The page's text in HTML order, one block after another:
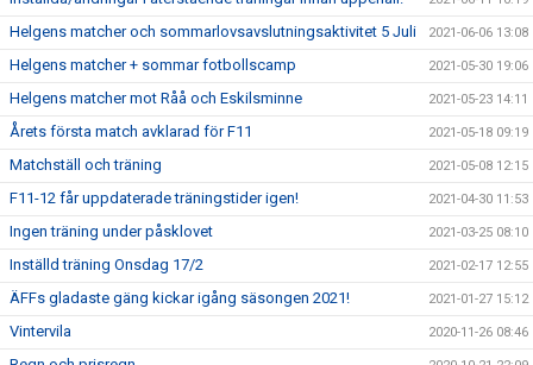
Helgens matcher och sommarlovsavslutningsaktivitet 5 Juli 2021-06-06 13:08
Helgens matcher + sommar fotbollscamp 2021-05-30 19:06
Helgens matcher mot Råå och Eskilsminne 2021-05-23 14:11
Årets första match avklarad för F11 2021-05-18 09:19
Matchställ och träning 2021-05-08 12:15
F11-12 får uppdaterade träningstider igen! 2021-04-30 11:53
Ingen träning under påsklovet 2021-03-25 08:10
Inställd träning Onsdag 17/2 2021-02-17 12:55
ÄFFs gladaste gäng kickar igång säsongen 2021! 2021-01-27 15:12
Vintervila 2020-11-26 08:46